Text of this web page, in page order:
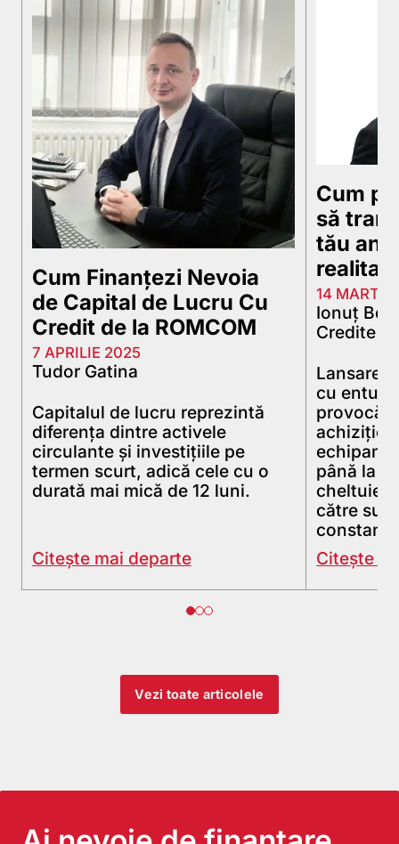
Cum Finanțezi Nevoia
de Capital de Lucru Cu
Credit de la ROMCOM
7 APRILIE 2025
Tudor Gatina
Capitalul de lucru reprezintă
diferența dintre activele
circulante și investițiile pe
termen scurt, adică cele cu o
durată mai mică de 12 luni.
Citește mai departe
Cum
să
tău
14 MARTIE
Ionuț
Credite
Lansarea
cu
provocări
până la
către
constant.
Citește
Vezi toate articolele